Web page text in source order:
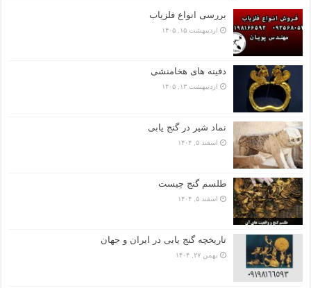
بررسی انواع فلزیاب
اردیبهشت ۱۵, ۱۴۰۵
دفینه های هخامنشی
اردیبهشت ۱۳, ۱۴۰۵
نماد شیر در گنج یابی
اسفند ۵, ۱۴۰۴
طلسم گنج چیست
اسفند ۵, ۱۴۰۴
تاریخچه گنج‌ یابی در ایران و جهان
بهمن ۲۷, ۱۴۰۴